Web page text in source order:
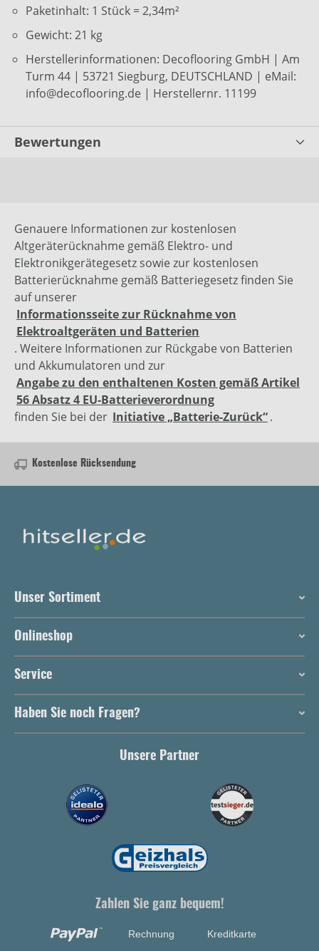
Paketinhalt: 1 Stück = 2,34m²
Gewicht: 21 kg
Herstellerinformationen: Decoflooring GmbH | Am
Turm 44 | 53721 Siegburg, DEUTSCHLAND | eMail:
info@decoflooring.de | Herstellernr. 11199
Bewertungen
Genauere Informationen zur kostenlosen
Altgeräterücknahme gemäß Elektro- und
Elektronikgerätegesetz sowie zur kostenlosen
Batterierücknahme gemäß Batteriegesetz finden Sie
auf unserer
Informationsseite zur Rücknahme von
Elektroaltgeräten und Batterien
. Weitere Informationen zur Rückgabe von Batterien
und Akkumulatoren und zur
Angabe zu den enthaltenen Kosten gemäß Artikel
56 Absatz 4 EU-Batterieverordnung
finden Sie bei der Initiative „Batterie-Zurück“.
Kostenlose Rücksendung
Unser Sortiment
Onlineshop
Service
Haben Sie noch Fragen?
Unsere Partner
Zahlen Sie ganz bequem!
Rechnung Kreditkarte